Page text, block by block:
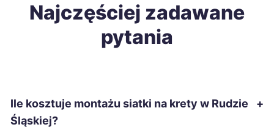
Gdańsk 9 zł
TWÓJ REGION
Płock 9 zł
Najczęściej zadawane
pytania
Ile kosztuje montażu siatki na krety w Rudzie
Śląskiej?
+